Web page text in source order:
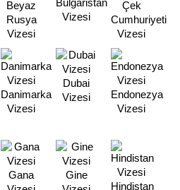
Beyaz
Rusya
Vizesi
Bulgaristan
Vizesi
Çek
Cumhuriyeti
Vizesi
Danimarka
Vizesi
Dubai
Vizesi
Endonezya
Vizesi
Gana
Gine
Hindistan